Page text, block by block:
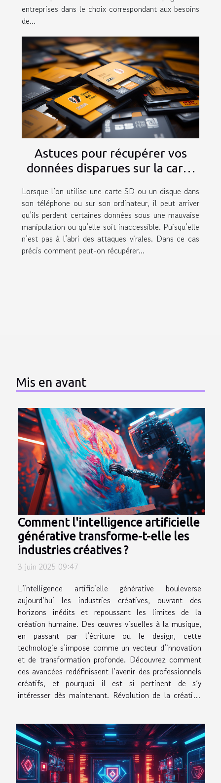
entreprises dans le choix correspondant aux besoins
de...
Astuces pour récupérer vos
données disparues sur la carte
Lorsque l’on utilise une carte SD ou un disque dans
son téléphone ou sur son ordinateur, il peut arriver
qu’ils perdent certaines données sous une mauvaise
manipulation ou qu’elle soit inaccessible. Puisqu’elle
n’est pas à l’abri des attaques virales. Dans ce cas
précis comment peut-on récupérer...
Mis en avant
Comment l'intelligence artificielle
générative transforme-t-elle les
industries créatives ?
3 juin 2025 09:47
L’intelligence artificielle générative bouleverse
aujourd’hui les industries créatives, ouvrant des
horizons inédits et repoussant les limites de la
création humaine. Des œuvres visuelles à la musique,
en passant par l’écriture ou le design, cette
technologie s’impose comme un vecteur d’innovation
et de transformation profonde. Découvrez comment
ces avancées redéfinissent l’avenir des professionnels
créatifs, et pourquoi il est si pertinent de s’y
intéresser dès maintenant. Révolution de la création